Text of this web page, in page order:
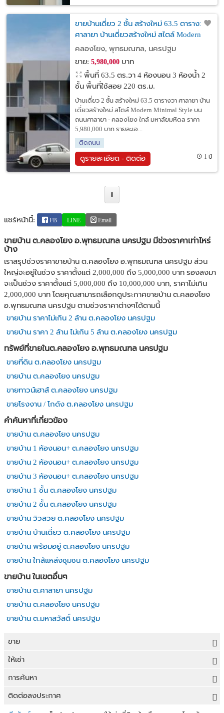
ขายบ้านเดี่ยว 2 ชั้น สร้างใหม่ 63.5 ตารางวา
ศาลายา บ้านเดี่ยวสร้างใหม่ สไตล์ Modern
Minimal Style บนถนนศาลายา - คลองโยง
คลองโยง, พุทธมณฑล, นครปฐม
ขาย: 5,980,000บาท
พื้นที่ 63.5 ตร.วา 4 ห้องนอน 3 ห้องน้ำ 2
ชั้น พื้นที่ใช้สอย 220 ตร.ม.
บ้านเดี่ยว 2 ชั้น สร้างใหม่ 63.5 ตารางวา ศาลายา บ้าน
เดี่ยวสร้างใหม่ สไตล์ Modern Minimal Style บน
ถนนศาลายา - คลองโยง ใกล้ มหาลัยมหิดล ราคา
5,980,000 บาท รายละเอ...
ติดถนน
ดูรายละเอียด - ติดต่อ 1 ปี
1
แชร์หน้านี้: FB LINE Email
ขายบ้าน ต.คลองโยง อ.พุทธมณฑล นครปฐม มีช่วงราคาเท่าไหร่
บ้าง
เราสรุปช่วงราคาขายบ้าน ต.คลองโยง อ.พุทธมณฑล นครปฐม ส่วน
ใหญ่จะอยู่ในช่วง ราคาตั้งแต่ 2,000,000 ถึง 5,000,000 บาท รองลงมา
จะเป็นช่วง ราคาตั้งแต่ 5,000,000 ถึง 10,000,000 บาท, ราคาไม่เกิน
2,000,000 บาท โดยคุณสามารถเลือกดูประกาศขายบ้าน ต.คลองโยง
อ.พุทธมณฑล นครปฐม ตามช่วงราคาต่างๆได้ตามนี้
ขายบ้าน ราคาไม่เกิน 2 ล้าน ต.คลองโยง นครปฐม
ขายบ้าน ราคา 2 ล้าน ไม่เกิน 5 ล้าน ต.คลองโยง นครปฐม
ทรัพย์ที่ขายในต.คลองโยง อ.พุทธมณฑล นครปฐม
ขายที่ดิน ต.คลองโยง นครปฐม
ขายบ้าน ต.คลองโยง นครปฐม
ขายทาวน์เฮาส์ ต.คลองโยง นครปฐม
ขายโรงงาน / โกดัง ต.คลองโยง นครปฐม
คำค้นหาที่เกี่ยวข้อง
ขายบ้าน ต.คลองโยง นครปฐม
ขายบ้าน 1 ห้องนอน+ ต.คลองโยง นครปฐม
ขายบ้าน 2 ห้องนอน+ ต.คลองโยง นครปฐม
ขายบ้าน 3 ห้องนอน+ ต.คลองโยง นครปฐม
ขายบ้าน 1 ชั้น ต.คลองโยง นครปฐม
ขายบ้าน 2 ชั้น ต.คลองโยง นครปฐม
ขายบ้าน วิวสวย ต.คลองโยง นครปฐม
ขายบ้าน บ้านเดี่ยว ต.คลองโยง นครปฐม
ขายบ้าน พร้อมอยู่ ต.คลองโยง นครปฐม
ขายบ้าน ใกล้แหล่งชุมชน ต.คลองโยง นครปฐม
ขายบ้าน ในเขตอื่นๆ
ขายบ้าน ต.ศาลายา นครปฐม
ขายบ้าน ต.คลองโยง นครปฐม
ขายบ้าน ต.มหาสวัสดิ์ นครปฐม
ขาย
ขายที่ดิน
ขายบ้าน
ขายคอนโด
ให้เช่า
ให้เช่าที่ดิน
ให้เช่าบ้าน
ให้เช่าคอนโด
การค้นหา
ขายที่ดิน
ติดต่อลงประกาศ